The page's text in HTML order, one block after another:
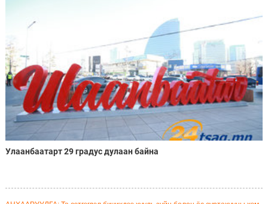
Улаанбаатарт 29 градус дулаан байна